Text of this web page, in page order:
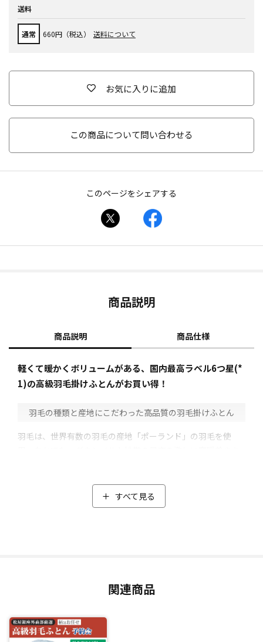
送料
通常 660円（税込） 送料について
お気に入りに追加
この商品について問い合わせる
このページをシェアする
商品説明
商品説明 商品仕様
軽くて暖かくボリュームがある、国内最高ラベル6つ星(*
1)の高級羽毛掛けふとんがお買い得！
⽻⽑の種類と産地にこだわった高品質の羽毛掛けふとん
羽毛は、世界有数の羽毛の産地「ポーランド」の羽毛を使
ワイトマザーグース」をセレクト。
マザーグースはダウンが大きく耐久性が高いのが特徴で、空
暖かくボリュームのある高級羽毛掛けふとんに仕上がりまし
閑散期の今だからこそ実現した特別価格
すべて見る
関連商品